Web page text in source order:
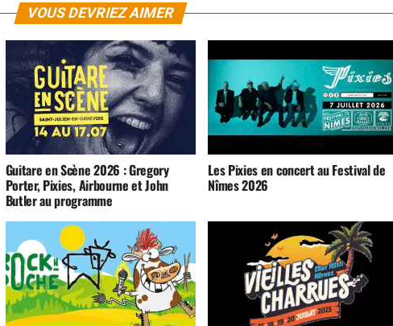
VOUS DEVRIEZ AIMER
Guitare en Scène 2026 : Gregory
Porter, Pixies, Airbourne et John
Butler au programme
Les Pixies en concert au Festival de
Nîmes 2026